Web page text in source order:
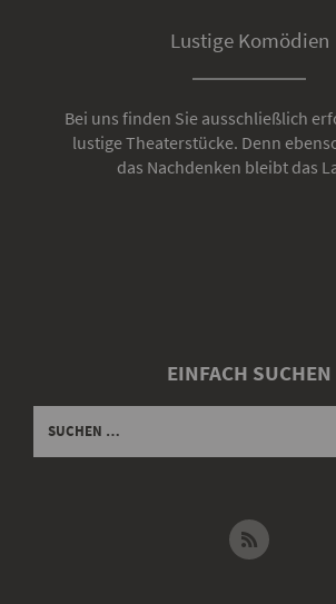
Lustige Komödien
Bei uns finden Sie ausschließlich
lustige Theaterstücke. Denn
das Nachdenken bleibt das
EINFACH SUCHEN